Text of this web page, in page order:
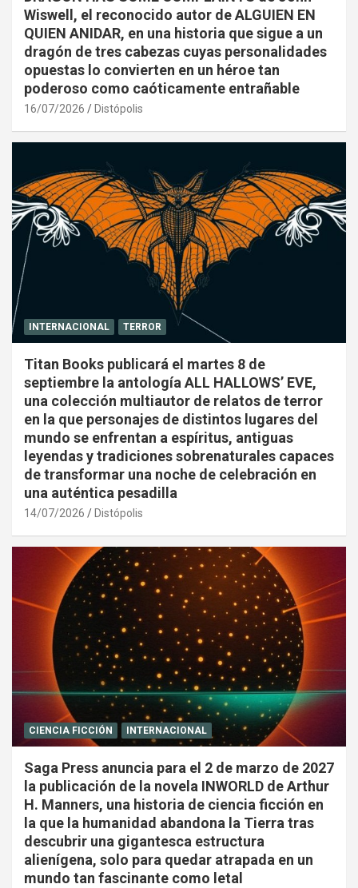
Wiswell, el reconocido autor de ALGUIEN EN
QUIEN ANIDAR, en una historia que sigue a un
dragón de tres cabezas cuyas personalidades
opuestas lo convierten en un héroe tan
poderoso como caóticamente entrañable
16/07/2026 Distópolis
INTERNACIONAL TERROR
Titan Books publicará el martes 8 de
septiembre la antología ALL HALLOWS’ EVE,
una colección multiautor de relatos de terror
en la que personajes de distintos lugares del
mundo se enfrentan a espíritus, antiguas
leyendas y tradiciones sobrenaturales capaces
de transformar una noche de celebración en
una auténtica pesadilla
14/07/2026 Distópolis
CIENCIA FICCIÓN INTERNACIONAL
Saga Press anuncia para el 2 de marzo de 2027
la publicación de la novela INWORLD de Arthur
H. Manners, una historia de ciencia ficción en
la que la humanidad abandona la Tierra tras
descubrir una gigantesca estructura
alienígena, solo para quedar atrapada en un
mundo tan fascinante como letal